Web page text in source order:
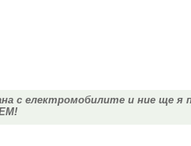
с електромобилите и ние ще я